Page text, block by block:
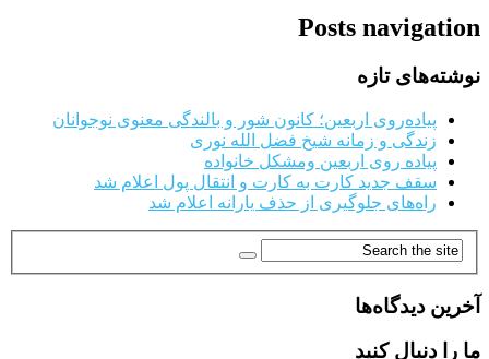
Posts navigation
نوشته‌های تازه
پیاده‌روی اربعین؛ کانون شور و بالندگی معنوی نوجوانان
زندگی و زمانه شیخ فضل الله نوری
پیاده روی اربعین ومشکل خانواده
سقف جدید کارت به کارت و انتقال پول اعلام شد
راه‌های جلوگیری از حذف یارانه اعلام شد
آخرین دیدگاه‌ها
ما را دنبال کنید